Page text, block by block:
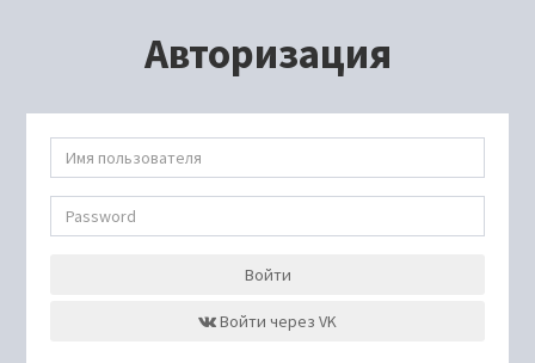
Авторизация
Войти
Войти через VK